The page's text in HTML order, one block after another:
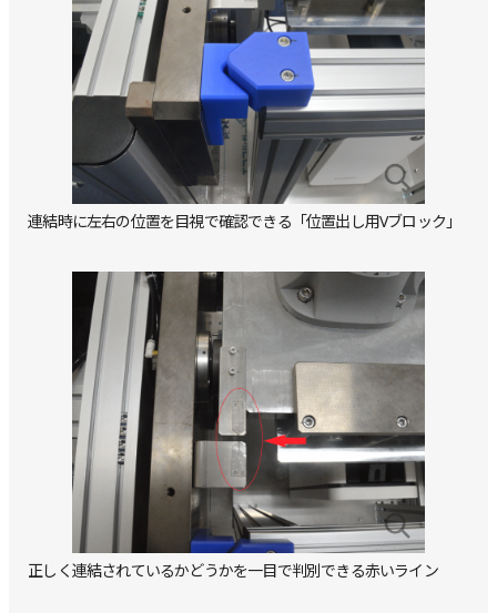
連結時に左右の位置を目視で確認できる「位置出し用Vブロック」
正しく連結されているかどうかを一目で判別できる赤いライン